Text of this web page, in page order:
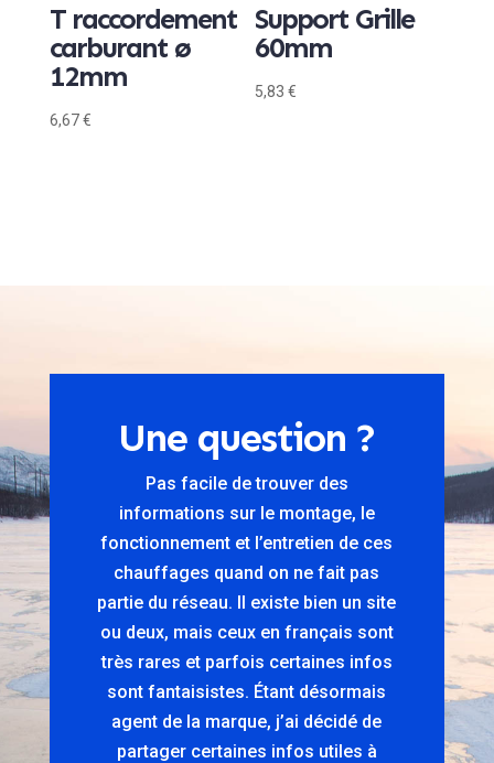
T raccordement
carburant ø
12mm
6,67€
Support Grille
60mm
5,83€
Une question ?
Pas facile de trouver des
informations sur le montage, le
fonctionnement et l’entretien de ces
chauffages quand on ne fait pas
partie du réseau. Il existe bien un site
ou deux, mais ceux en français sont
très rares et parfois certaines infos
sont fantaisistes. Étant désormais
agent de la marque, j’ai décidé de
partager certaines infos utiles à